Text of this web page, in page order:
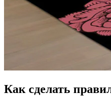
Как сделать